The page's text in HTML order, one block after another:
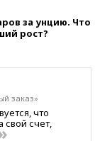
за унцию. Что
рост?
заказ»
что
свой счет,